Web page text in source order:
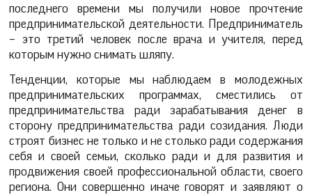
последнего времени мы получили новое прочтение
предпринимательской деятельности. Предприниматель
– это третий человек после врача и учителя, перед
которым нужно снимать шляпу.
Тенденции, которые мы наблюдаем в молодежных
предпринимательских программах, сместились от
предпринимательства ради зарабатывания денег в
сторону предпринимательства ради созидания. Люди
строят бизнес не только и не столько ради содержания
себя и своей семьи, сколько ради и для развития и
продвижения своей профессиональной области, своего
региона. Они совершенно иначе говорят и заявляют о